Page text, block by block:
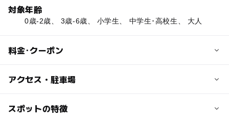
対象年齢
0歳-2歳、 3歳-6歳、 小学生、 中学生･高校生、 大人
料金･クーポン
子供の料金
アクセス・駐車場
交通アクセス
スポットの特徴